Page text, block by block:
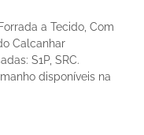
a Tecido, Com
Calcanhar
S1P, SRC.
disponíveis na